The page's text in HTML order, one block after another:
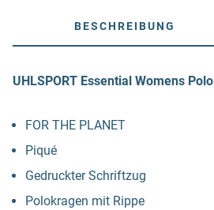
BESCHREIBUNG
UHLSPORT Essential Womens Polo
FOR THE PLANET
Piqué
Gedruckter Schriftzug
Polokragen mit Rippe